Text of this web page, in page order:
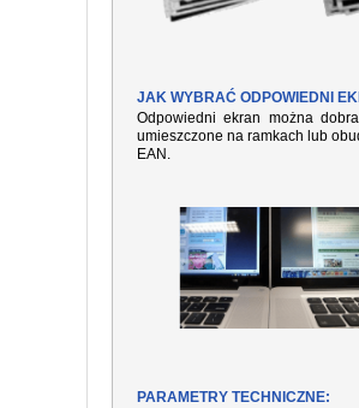
JAK WYBRAĆ ODPOWIEDNI
Odpowiedni ekran można
umieszczone na ramkach lub
EAN.
PARAMETRY TECHNICZNE: